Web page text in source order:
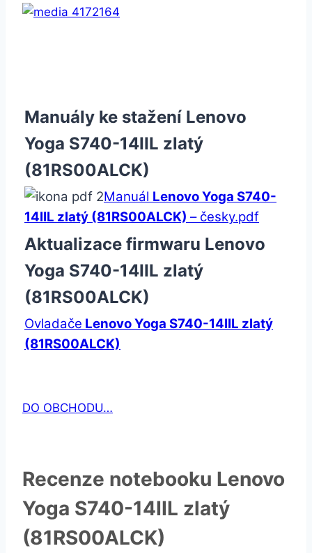
Manuály ke stažení Lenovo
Yoga S740-14IIL zlatý
(81RS00ALCK)
Manuál Lenovo Yoga S740-
14IIL zlatý (81RS00ALCK) – česky.pdf
Aktualizace firmwaru Lenovo
Yoga S740-14IIL zlatý
(81RS00ALCK)
Ovladače Lenovo Yoga S740-14IIL zlatý
(81RS00ALCK)
DO OBCHODU…
Recenze notebooku Lenovo
Yoga S740-14IIL zlatý
(81RS00ALCK)